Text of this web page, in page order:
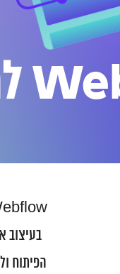
בעיצוב
הפיתוח